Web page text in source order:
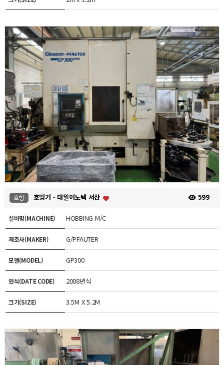
호빙 호빙기 - 대일이노텍 서산 599
설비명(MACHINE) HOBBING M/C
제조사(MAKER) G/PFAUTER
모델(MODEL) GP300
연식(DATE CODE) 2008년식
크기(SIZE) 3.5M X 5.2M